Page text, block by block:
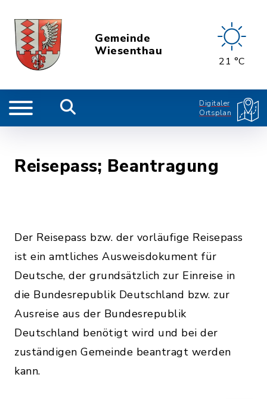
Gemeinde
Wiesenthau
21 °C
Digitaler
Ortsplan
Reisepass; Beantragung
Der Reisepass bzw. der vorläufige Reisepass
ist ein amtliches Ausweisdokument für
Deutsche, der grundsätzlich zur Einreise in
die Bundesrepublik Deutschland bzw. zur
Ausreise aus der Bundesrepublik
Deutschland benötigt wird und bei der
zuständigen Gemeinde beantragt werden
kann.